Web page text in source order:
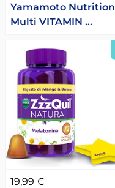
Yamamoto Nutrition
Multi VITAMIN …
19,99 €